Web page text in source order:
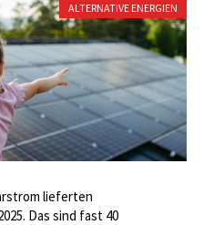
ALTERNATIVE ENERGIEN
lieferten
Das sind fast 40